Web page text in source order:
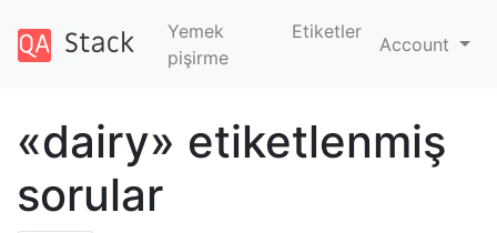
Yemek
pişirme
Etiketler
Account
«dairy» etiketlenmiş
sorular